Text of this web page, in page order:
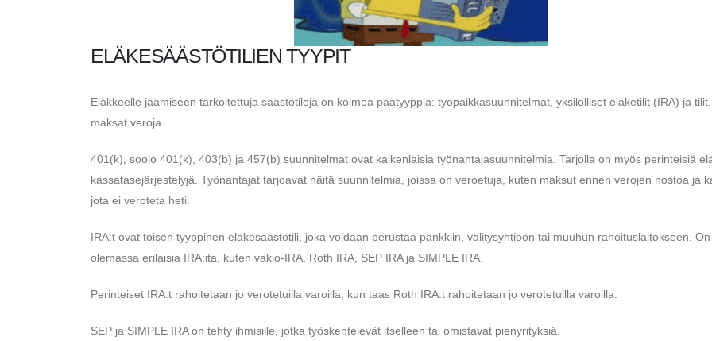
ELÄKESÄÄSTÖTILIEN TYYPIT
Eläkkeelle jäämiseen tarkoitettuja säästötilejä on kolmea päätyyppiä: työpaikkasuunnitelmat, yksilölliset eläketilit (IRA) ja
maksat veroja.
401(k), soolo 401(k), 403(b) ja 457(b) suunnitelmat ovat kaikenlaisia ​​työnantajasuunnitelmia. Tarjolla on myös perinteisiä
kassatasejärjestelyjä. Työnantajat tarjoavat näitä suunnitelmia, joissa on veroetuja, kuten maksut ennen verojen nostoa ja
jota ei veroteta heti.
IRA:t ovat toisen tyyppinen eläkesäästötili, joka voidaan perustaa pankkiin, välitysyhtiöön tai muuhun rahoituslaitokseen. On
olemassa erilaisia ​​IRA:ita, kuten vakio-IRA, Roth IRA, SEP IRA ja SIMPLE IRA.
Perinteiset IRA:t rahoitetaan jo verotetuilla varoilla, kun taas Roth IRA:t rahoitetaan jo verotetuilla varoilla.
SEP ja SIMPLE IRA on tehty ihmisille, jotka työskentelevät itselleen tai omistavat pienyrityksiä.